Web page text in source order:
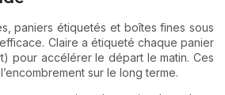
paniers étiquetés et boîtes fines sous
Claire a étiqueté chaque panier
pour accélérer le départ le matin. Ces
sur le long terme.